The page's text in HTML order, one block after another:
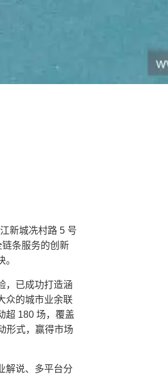
新城冼村路 5 号
条服务的创新
，已成功打造涵
众的城市业余联
超 180 场，覆盖
形式，赢得市场
解说、多平台分